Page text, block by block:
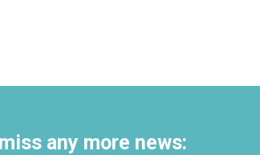
miss any more news: